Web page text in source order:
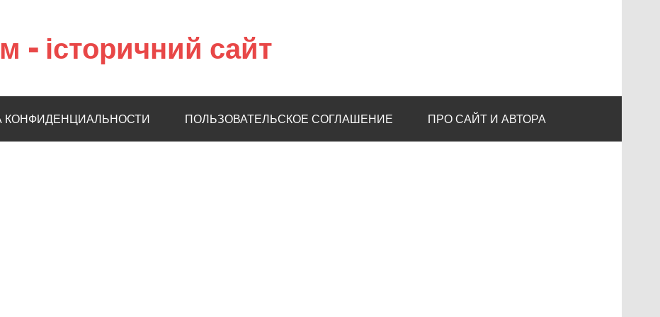
– історичний сайт
КОНФИДЕНЦИАЛЬНОСТИ ПОЛЬЗОВАТЕЛЬСКОЕ СОГЛАШЕНИЕ ПРО САЙТ И АВТОРА